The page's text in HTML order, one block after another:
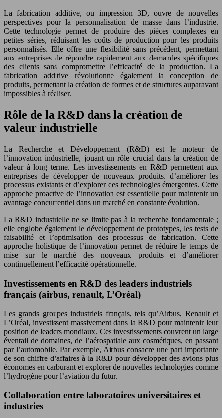
La fabrication additive, ou impression 3D, ouvre de nouvelles
perspectives pour la personnalisation de masse dans l’industrie.
Cette technologie permet de produire des pièces complexes en
petites séries, réduisant les coûts de production pour les produits
personnalisés. Elle offre une flexibilité sans précédent, permettant
aux entreprises de répondre rapidement aux demandes spécifiques
des clients sans compromettre l’efficacité de la production. La
fabrication additive révolutionne également la conception de
produits, permettant la création de formes et de structures auparavant
impossibles à réaliser.
Rôle de la R&D dans la création de
valeur industrielle
La Recherche et Développement (R&D) est le moteur de
l’innovation industrielle, jouant un rôle crucial dans la création de
valeur à long terme. Les investissements en R&D permettent aux
entreprises de développer de nouveaux produits, d’améliorer les
processus existants et d’explorer des technologies émergentes. Cette
approche proactive de l’innovation est essentielle pour maintenir un
avantage concurrentiel dans un marché en constante évolution.
La R&D industrielle ne se limite pas à la recherche fondamentale ;
elle englobe également le développement de prototypes, les tests de
faisabilité et l’optimisation des processus de fabrication. Cette
approche holistique de l’innovation permet de réduire le temps de
mise sur le marché des nouveaux produits et d’améliorer
continuellement l’efficacité opérationnelle.
Investissements en R&D des leaders industriels
français (airbus, renault, L’Oréal)
Les grands groupes industriels français, tels qu’Airbus, Renault et
L’Oréal, investissent massivement dans la R&D pour maintenir leur
position de leaders mondiaux. Ces investissements couvrent un large
éventail de domaines, de l’aérospatiale aux cosmétiques, en passant
par l’automobile. Par exemple, Airbus consacre une part importante
de son chiffre d’affaires à la R&D pour développer des avions plus
économes en carburant et explorer de nouvelles technologies comme
l’hydrogène pour l’aviation du futur.
Collaboration entre laboratoires universitaires et
industries